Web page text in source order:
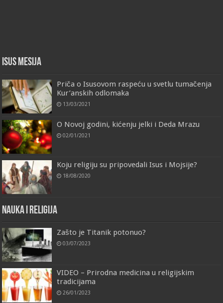
Isus Mesija
Priča o Isusovom raspeću u svetlu tumačenja
Kur’anskih odlomaka
13/03/2021
O Novoj godini, kićenju jelki i Deda Mrazu
02/01/2021
Koju religiju su pripovedali Isus i Mojsije?
18/08/2020
Nauka i religija
Zašto je Titanik potonuo?
03/07/2023
VIDEO – Prirodna medicina u religijskim
tradicijama
26/01/2023